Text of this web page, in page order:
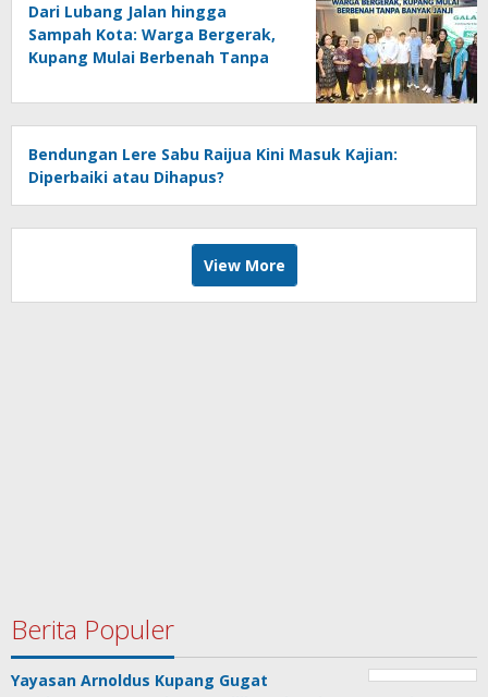
Dari Lubang Jalan hingga
Sampah Kota: Warga Bergerak,
Kupang Mulai Berbenah Tanpa
Bendungan Lere Sabu Raijua Kini Masuk Kajian:
Diperbaiki atau Dihapus?
View More
Berita Populer
Yayasan Arnoldus Kupang Gugat